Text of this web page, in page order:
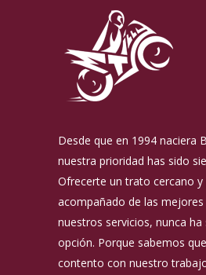
Desde que en 1994 naciera
nuestra prioridad has sido
Ofrecerte un trato cercano
acompañado de las mejores
nuestros servicios, nunca
opción. Porque sabemos
contento con nuestro